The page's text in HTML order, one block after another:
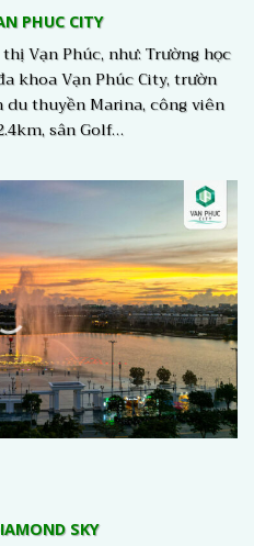
PHUC CITY
Vạn Phúc, như: Trường học
khoa Vạn Phúc City, trườn
thuyền Marina, công viên
sân Golf…
SKY